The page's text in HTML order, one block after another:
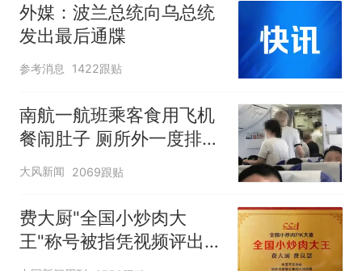
外媒：波兰总统向乌总统
发出最后通牒
参考消息 1422跟贴
南航一航班乘客食用飞机
餐闹肚子 厕所外一度排长
队
大风新闻 2069跟贴
费大厨"全国小炒肉大
王"称号被指凭视频评出
官方回应